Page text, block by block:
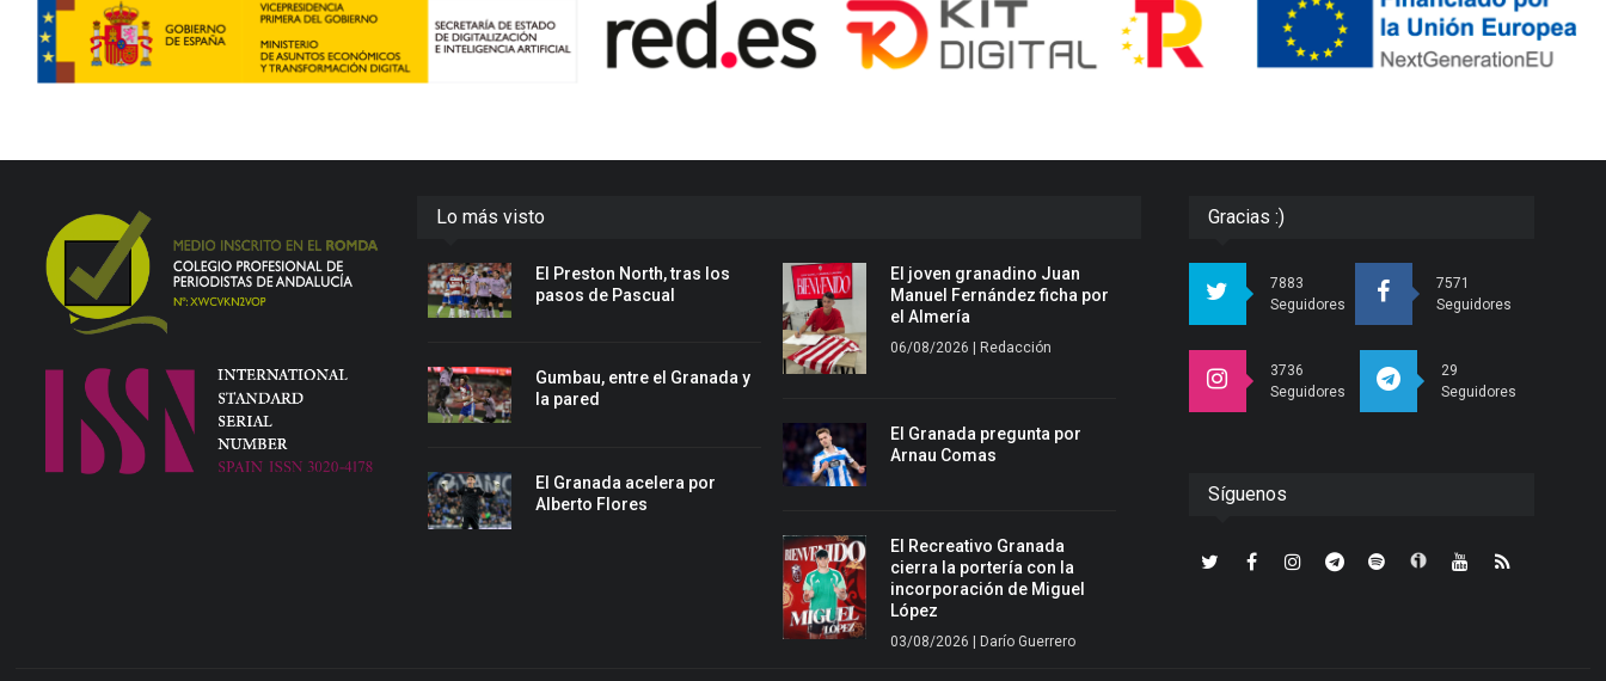
Lo más visto
El Preston North, tras los
pasos de Pascual
Gumbau, entre el Granada y
la pared
El Granada acelera por
Alberto Flores
El joven granadino Juan
Manuel Fernández ficha por
el Almería
06/08/2026 | Redacción
El Granada pregunta por
Arnau Comas
El Recreativo Granada
cierra la portería con la
incorporación de Miguel
López
03/08/2026 | Darío Guerrero
Gracias :)
7883
Seguidores
7571
Seguidores
3736
Seguidores
29
Seguidores
Síguenos